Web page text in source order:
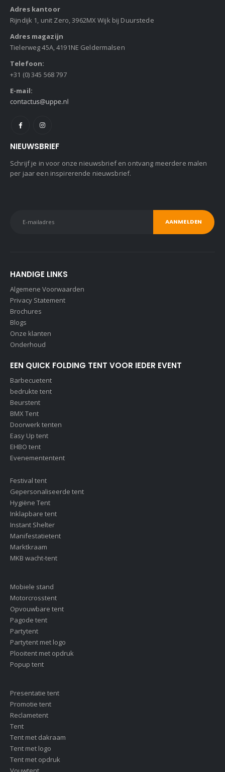
Adres kantoor
Rijndijk 1, unit Zero, 3962MX Wijk bij Duurstede
Adres magazijn
Tielerweg 45A, 4191NE Geldermalsen
Telefoon:
+31 (0) 345 568 797
E-mail:
NIEUWSBRIEF
Schrijf je in voor onze nieuwsbrief en ontvang meerdere malen
per jaar een inspirerende nieuwsbrief.
HANDIGE LINKS
Algemene Voorwaarden
Privacy Statement
Brochures
Blogs
Onze klanten
Onderhoud
EEN QUICK FOLDING TENT VOOR IEDER EVENT
Barbecuetent
bedrukte tent
Beurstent
BMX Tent
Doorwerk tenten
Easy Up tent
EHBO tent
Evenemententent
Festival tent
Gepersonaliseerde tent
Hygiëne Tent
Inklapbare tent
Instant Shelter
Manifestatietent
Marktkraam
MKB wacht-tent
Mobiele stand
Motorcrosstent
Opvouwbare tent
Pagode tent
Partytent
Partytent met logo
Plooitent met opdruk
Popup tent
Presentatie tent
Promotie tent
Reclametent
Tent
Tent met dakraam
Tent met logo
Tent met opdruk